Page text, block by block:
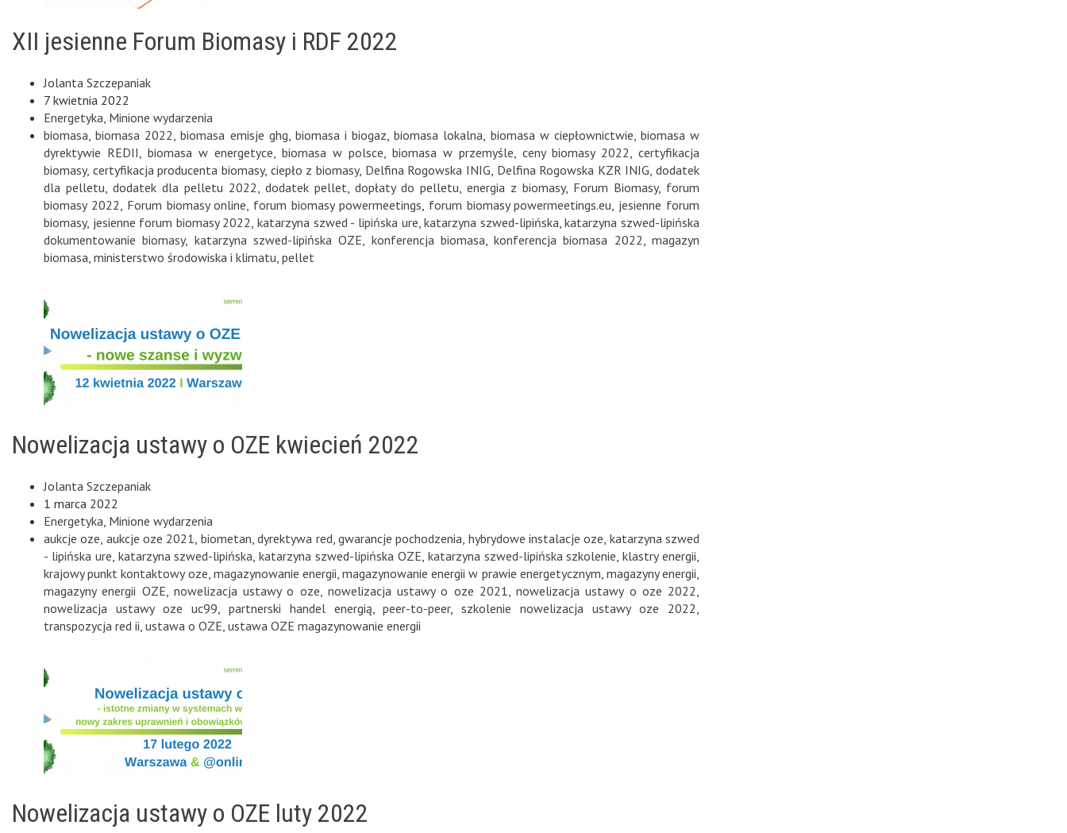
XII jesienne Forum Biomasy i RDF 2022
Jolanta Szczepaniak
7 kwietnia 2022
Energetyka, Minione wydarzenia
biomasa,biomasa 2022,biomasa emisje ghg, biomasa i biogaz,biomasa lokalna, biomasa w ciepłownictwie, biomasa w
dyrektywie REDII, biomasa w energetyce, biomasa w polsce, biomasa w przemyśle, ceny biomasy 2022, certyfikacja
biomasy, certyfikacja producenta biomasy, ciepło z biomasy, Delfina Rogowska INIG, Delfina Rogowska KZR INIG,dodatek
dla pelletu, dodatek dla pelletu 2022, dodatek pellet, dopłaty do pelletu, energia z biomasy, Forum Biomasy, forum
biomasy 2022, Forum biomasy online, forum biomasy powermeetings, forum biomasy powermeetings.eu, jesienne forum
biomasy, jesienne forum biomasy 2022,katarzyna szwed - lipińska ure,katarzyna szwed-lipińska,katarzyna szwed-lipińska
dokumentowanie biomasy, katarzyna szwed-lipińska OZE, konferencja biomasa,konferencja biomasa 2022,magazyn
biomasa, ministerstwo środowiska i klimatu, pellet
Nowelizacja ustawy o OZE kwiecień 2022
Jolanta Szczepaniak
1 marca 2022
Energetyka, Minione wydarzenia
aukcje oze, aukcje oze 2021, biometan,dyrektywa red, gwarancje pochodzenia, hybrydowe instalacje oze, katarzyna szwed
- lipińska ure, katarzyna szwed-lipińska,katarzyna szwed-lipińska OZE, katarzyna szwed-lipińska szkolenie,klastry energii,
krajowy punkt kontaktowy oze, magazynowanie energii,magazynowanie energii w prawie energetycznym, magazyny energii,
magazyny energii OZE, nowelizacja ustawy o oze, nowelizacja ustawy o oze 2021, nowelizacja ustawy o oze 2022,
nowelizacja ustawy oze uc99, partnerski handel energią,peer-to-peer,szkolenie nowelizacja ustawy oze 2022,
transpozycja red ii, ustawa o OZE, ustawa OZE magazynowanie energii
Nowelizacja ustawy o OZE luty 2022